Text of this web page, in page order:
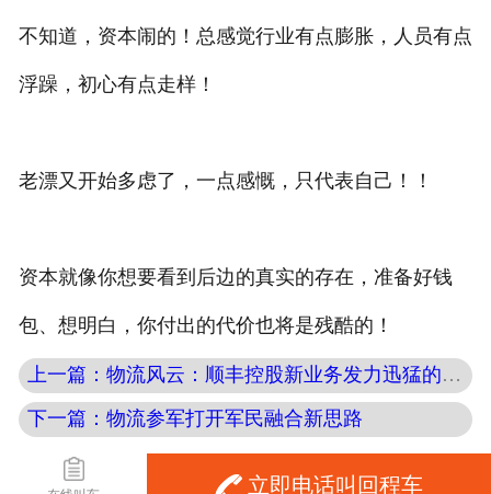
不知道，资本闹的！总感觉行业有点膨胀，人员有点
浮躁，初心有点走样！
老漂又开始多虑了，一点感慨，只代表自己！！
资本就像你想要看到后边的真实的存在，准备好钱
包、想明白，你付出的代价也将是残酷的！
上一篇：物流风云：顺丰控股新业务发力迅猛的背后有着
下一篇：物流参军打开军民融合新思路
Copyright © echefu.com.cn
立即电话叫回程车